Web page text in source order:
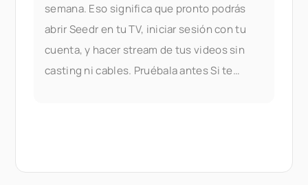
semana. Eso significa que pronto podrás
abrir Seedr en tu TV, iniciar sesión con tu
cuenta, y hacer stream de tus videos sin
casting ni cables. Pruébala antes Si te